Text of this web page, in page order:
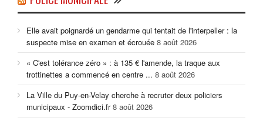
Elle avait poignardé un gendarme qui tentait de l'interpeller : la
suspecte mise en examen et écrouée 8 août 2026
« C'est tolérance zéro » : à 135 € l'amende, la traque aux
trottinettes a commencé en centre ... 8 août 2026
La Ville du Puy-en-Velay cherche à recruter deux policiers
municipaux - Zoomdici.fr 8 août 2026